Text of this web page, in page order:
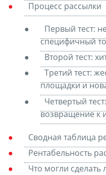
Процесс рассылки
Первый тест:
специфичный
Второй тест:
Третий тест:
площадки и
Четвертый
возвращение к
Сводная таблица
Рентабельность
Что могли сделать